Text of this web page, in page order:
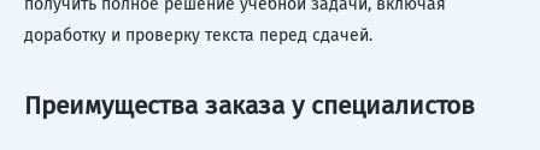
доработку и проверку текста перед сдачей.
Преимущества заказа у специалистов